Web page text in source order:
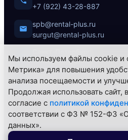
+7 (922) 43-28-887
spb@rental-plus.ru
surgut@rental-plus.ru
ул. Литовская, 10
Сургут
Нефтеюганское ш., 62/1
© 2026 РЕНТАЛ+ — Все права
Мы используем файлы cookie и
Метрика» для повышения
анализа посещаемости и
Продолжая использовать сайт,
согласие с политикой
соответствии с ФЗ № 152-ФЗ
данных».